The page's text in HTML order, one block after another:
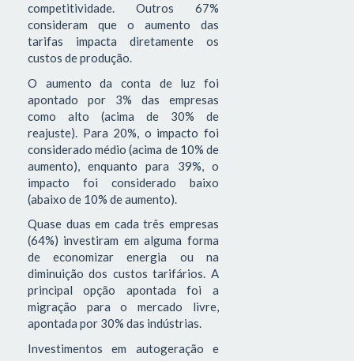
competitividade. Outros 67%
consideram que o aumento das
tarifas impacta diretamente os
custos de produção.
O aumento da conta de luz foi
apontado por 3% das empresas
como alto (acima de 30% de
reajuste). Para 20%, o impacto foi
considerado médio (acima de 10% de
aumento), enquanto para 39%, o
impacto foi considerado baixo
(abaixo de 10% de aumento).
Quase duas em cada três empresas
(64%) investiram em alguma forma
de economizar energia ou na
diminuição dos custos tarifários. A
principal opção apontada foi a
migração para o mercado livre,
apontada por 30% das indústrias.
Investimentos em autogeração e